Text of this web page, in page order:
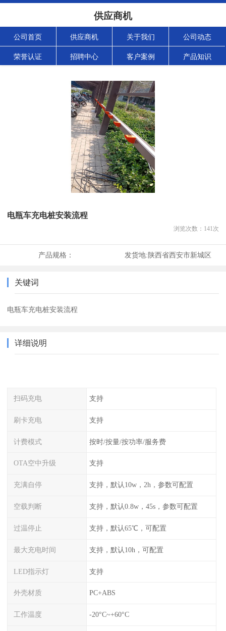
供应商机
公司首页 供应商机 关于我们 公司动态
荣誉认证 招聘中心 客户案例 产品知识
电瓶车充电桩安装流程
浏览次数： 141次
产品规格： 发货地:陕西省西安市新城区
关键词
电瓶车充电桩安装流程
详细说明
扫码充电 支持
刷卡充电 支持
计费模式 按时/按量/按功率/服务费
OTA空中升级 支持
充满自停 支持，默认10w，2h，参数可配置
空载判断 支持，默认0.8w，45s，参数可配置
过温停止 支持，默认65℃，可配置
最大充电时间 支持，默认10h，可配置
LED指示灯 支持
外壳材质 PC+ABS
工作温度 -20°C~+60°C